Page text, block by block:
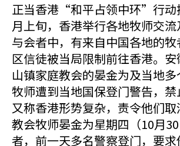
正当香港“和平占领中环”行动
月上旬，香港举行各地牧师交流
与会者中，有来自中国各地的
区信徒被当局限制前往香港。
山镇家庭教会的晏金为及当地
牧师遭到当地国保登门警告，禁
又称香港形势复杂，责令他们
教会牧师晏金为星期四（10月
者，前一天多名警察登门，要